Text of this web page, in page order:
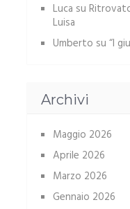
Luca su
Luisa
Umberto su “I
Archivi
Maggio 2026
Aprile 2026
Marzo 2026
Gennaio 2026